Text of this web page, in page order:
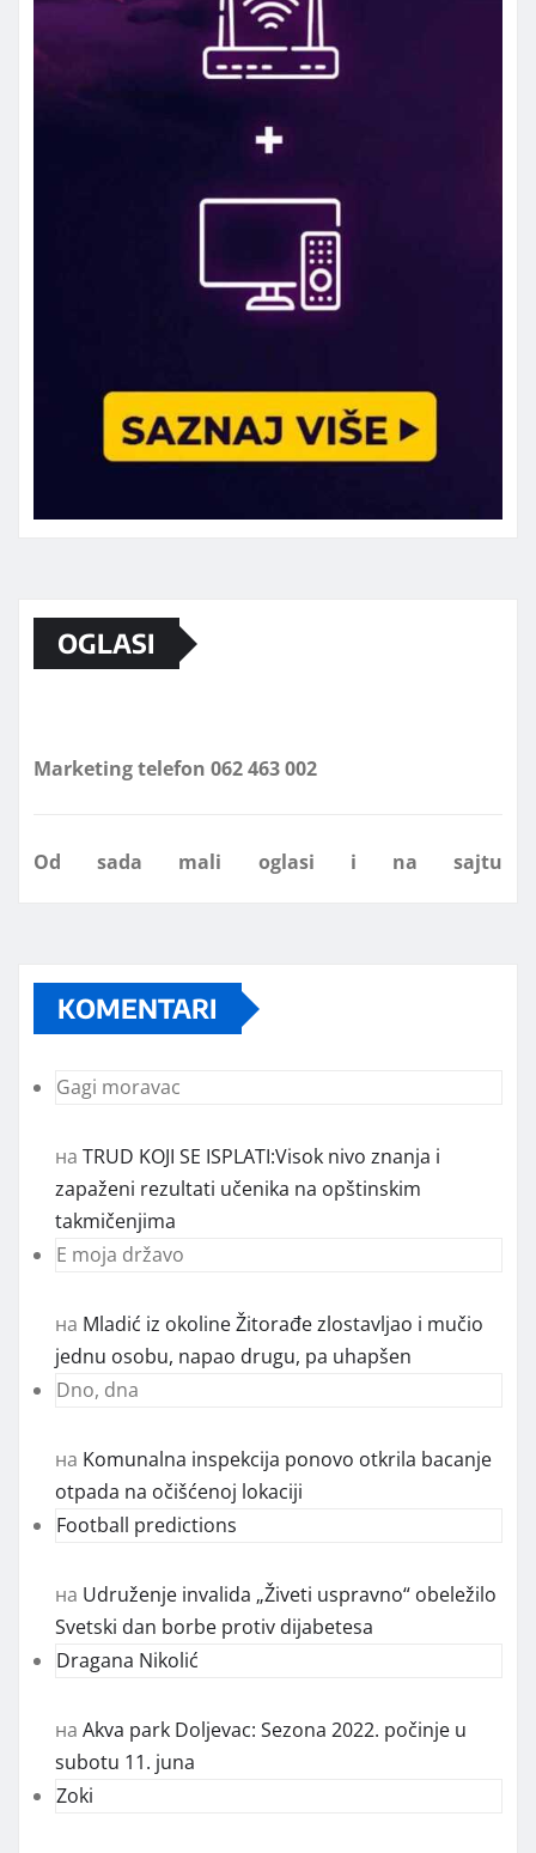
OGLASI
KOMENTARI
Gagi moravac
на TRUD KOJI SE ISPLATI:Visok nivo znanja i
zapaženi rezultati učenika na opštinskim
takmičenjima
E moja državo
на Mladić iz okoline Žitorađe zlostavljao i mučio
jednu osobu, napao drugu, pa uhapšen
Dno, dna
на Komunalna inspekcija ponovo otkrila bacanje
otpada na očišćenoj lokaciji
Football predictions
на Udruženje invalida „Živeti uspravno“ obeležilo
Svetski dan borbe protiv dijabetesa
Dragana Nikolić
на Akva park Doljevac: Sezona 2022. počinje u
subotu 11. juna
Zoki